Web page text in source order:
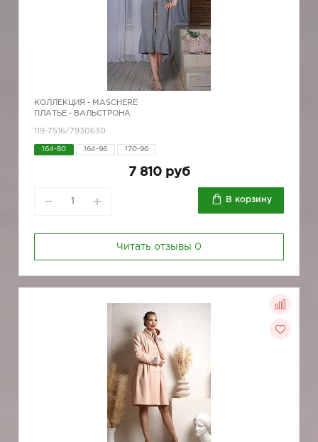
КОЛЛЕКЦИЯ - MASCHERE
ПЛАТЬЕ - ВАЛЬСТРОНА
119-7516/7930630
164-80 164-96 170-96
7 810 руб
В корзину
Читать отзывы 0